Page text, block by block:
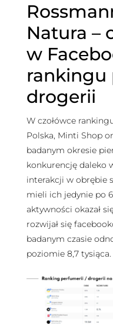
Natura –
w
rankingu
drogerii
W czołówce
Polska, Minti Shop
badanym okresie
konkurencję daleko
interakcji w obrębie
mieli ich jedynie po
aktywności okazał
rozwijał się
badanym czasie
poziomie 8,7 tysiąca.